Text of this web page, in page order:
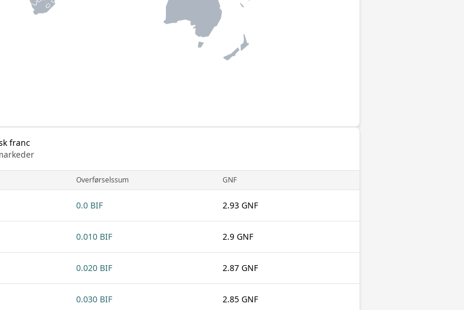
franc
Overførselssum GNF
0.0 BIF 2.93 GNF
0.010 BIF 2.9 GNF
0.020 BIF 2.87 GNF
0.030 BIF 2.85 GNF